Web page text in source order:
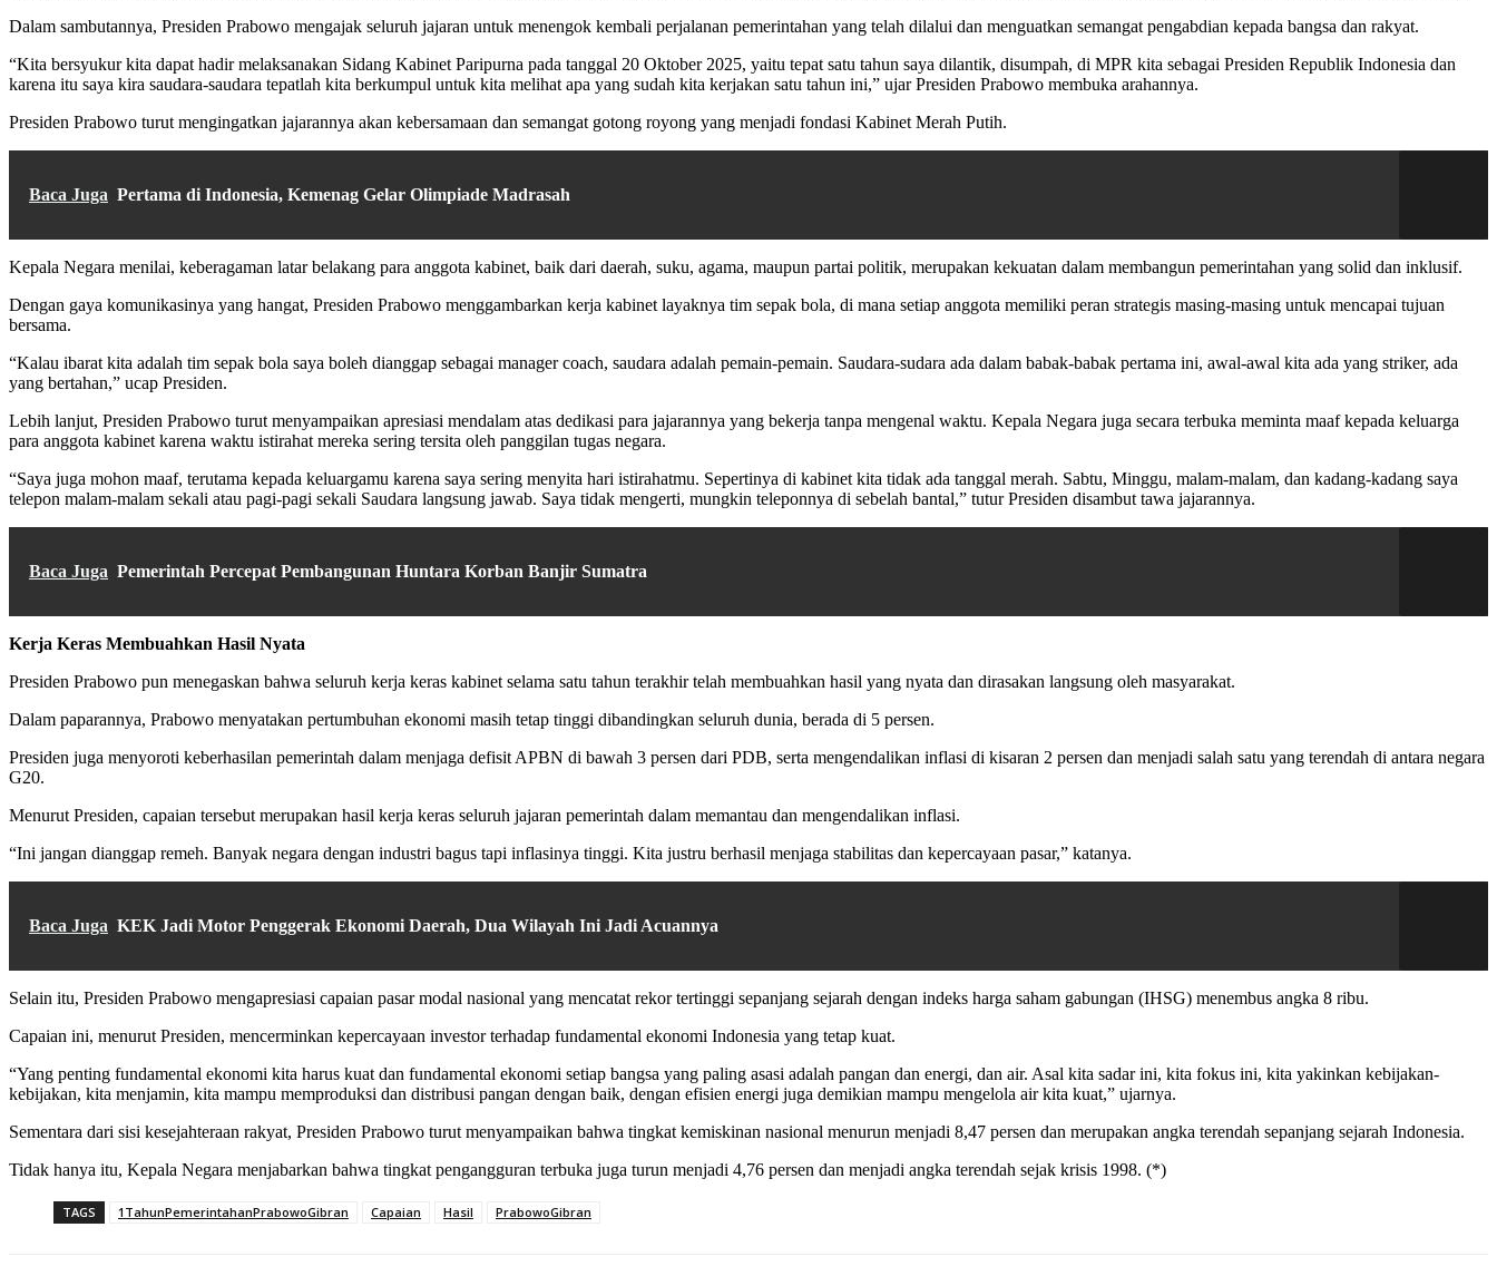
Dalam sambutannya, Presiden Prabowo mengajak seluruh jajaran untuk menengok kembali perjalanan pemerintahan yang telah dilalui dan menguatkan semangat pengabdian kepada bangsa dan rakyat.
“Kita bersyukur kita dapat hadir melaksanakan Sidang Kabinet Paripurna pada tanggal 20 Oktober 2025, yaitu tepat satu tahun saya dilantik, disumpah, di MPR kita sebagai Presiden Republik Indonesia dan
karena itu saya kira saudara-saudara tepatlah kita berkumpul untuk kita melihat apa yang sudah kita kerjakan satu tahun ini,” ujar Presiden Prabowo membuka arahannya.
Presiden Prabowo turut mengingatkan jajarannya akan kebersamaan dan semangat gotong royong yang menjadi fondasi Kabinet Merah Putih.
Baca Juga Pertama di Indonesia, Kemenag Gelar Olimpiade Madrasah
Kepala Negara menilai, keberagaman latar belakang para anggota kabinet, baik dari daerah, suku, agama, maupun partai politik, merupakan kekuatan dalam membangun pemerintahan yang solid dan inklusif.
Dengan gaya komunikasinya yang hangat, Presiden Prabowo menggambarkan kerja kabinet layaknya tim sepak bola, di mana setiap anggota memiliki peran strategis masing-masing untuk mencapai tujuan
bersama.
“Kalau ibarat kita adalah tim sepak bola saya boleh dianggap sebagai manager coach, saudara adalah pemain-pemain. Saudara-sudara ada dalam babak-babak pertama ini, awal-awal kita ada yang striker, ada
yang bertahan,” ucap Presiden.
Lebih lanjut, Presiden Prabowo turut menyampaikan apresiasi mendalam atas dedikasi para jajarannya yang bekerja tanpa mengenal waktu. Kepala Negara juga secara terbuka meminta maaf kepada keluarga
para anggota kabinet karena waktu istirahat mereka sering tersita oleh panggilan tugas negara.
“Saya juga mohon maaf, terutama kepada keluargamu karena saya sering menyita hari istirahatmu. Sepertinya di kabinet kita tidak ada tanggal merah. Sabtu, Minggu, malam-malam, dan kadang-kadang saya
telepon malam-malam sekali atau pagi-pagi sekali Saudara langsung jawab. Saya tidak mengerti, mungkin teleponnya di sebelah bantal,” tutur Presiden disambut tawa jajarannya.
Baca Juga Pemerintah Percepat Pembangunan Huntara Korban Banjir Sumatra
Kerja Keras Membuahkan Hasil Nyata
Presiden Prabowo pun menegaskan bahwa seluruh kerja keras kabinet selama satu tahun terakhir telah membuahkan hasil yang nyata dan dirasakan langsung oleh masyarakat.
Dalam paparannya, Prabowo menyatakan pertumbuhan ekonomi masih tetap tinggi dibandingkan seluruh dunia, berada di 5 persen.
Presiden juga menyoroti keberhasilan pemerintah dalam menjaga defisit APBN di bawah 3 persen dari PDB, serta mengendalikan inflasi di kisaran 2 persen dan menjadi salah satu yang terendah di antara negara
G20.
Menurut Presiden, capaian tersebut merupakan hasil kerja keras seluruh jajaran pemerintah dalam memantau dan mengendalikan inflasi.
“Ini jangan dianggap remeh. Banyak negara dengan industri bagus tapi inflasinya tinggi. Kita justru berhasil menjaga stabilitas dan kepercayaan pasar,” katanya.
Baca Juga KEK Jadi Motor Penggerak Ekonomi Daerah, Dua Wilayah Ini Jadi Acuannya
Selain itu, Presiden Prabowo mengapresiasi capaian pasar modal nasional yang mencatat rekor tertinggi sepanjang sejarah dengan indeks harga saham gabungan (IHSG) menembus angka 8 ribu.
Capaian ini, menurut Presiden, mencerminkan kepercayaan investor terhadap fundamental ekonomi Indonesia yang tetap kuat.
“Yang penting fundamental ekonomi kita harus kuat dan fundamental ekonomi setiap bangsa yang paling asasi adalah pangan dan energi, dan air. Asal kita sadar ini, kita fokus ini, kita yakinkan kebijakan-
kebijakan, kita menjamin, kita mampu memproduksi dan distribusi pangan dengan baik, dengan efisien energi juga demikian mampu mengelola air kita kuat,” ujarnya.
Sementara dari sisi kesejahteraan rakyat, Presiden Prabowo turut menyampaikan bahwa tingkat kemiskinan nasional menurun menjadi 8,47 persen dan merupakan angka terendah sepanjang sejarah Indonesia.
Tidak hanya itu, Kepala Negara menjabarkan bahwa tingkat pengangguran terbuka juga turun menjadi 4,76 persen dan menjadi angka terendah sejak krisis 1998. (*)
TAGS 1TahunPemerintahanPrabowoGibran Capaian Hasil PrabowoGibran